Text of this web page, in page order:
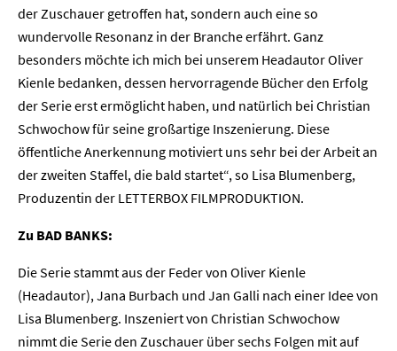
der Zuschauer getroffen hat, sondern auch eine so
wundervolle Resonanz in der Branche erfährt. Ganz
besonders möchte ich mich bei unserem Headautor Oliver
Kienle bedanken, dessen hervorragende Bücher den Erfolg
der Serie erst ermöglicht haben, und natürlich bei Christian
Schwochow für seine großartige Inszenierung. Diese
öffentliche Anerkennung motiviert uns sehr bei der Arbeit an
der zweiten Staffel, die bald startet“, so Lisa Blumenberg,
Produzentin der LETTERBOX FILMPRODUKTION.
Zu BAD BANKS:
Die Serie stammt aus der Feder von Oliver Kienle
(Headautor), Jana Burbach und Jan Galli nach einer Idee von
Lisa Blumenberg. Inszeniert von Christian Schwochow
nimmt die Serie den Zuschauer über sechs Folgen mit auf
Home
Unternehmen
Presse